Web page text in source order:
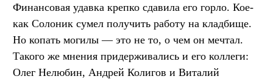
Финансовая удавка крепко сдавила его горло. Кое-
как Солоник сумел получить работу на кладбище.
Но копать могилы — это не то, о чем он мечтал.
Такого же мнения придерживались и его коллеги:
Олег Нелюбин, Андрей Колигов и Виталий